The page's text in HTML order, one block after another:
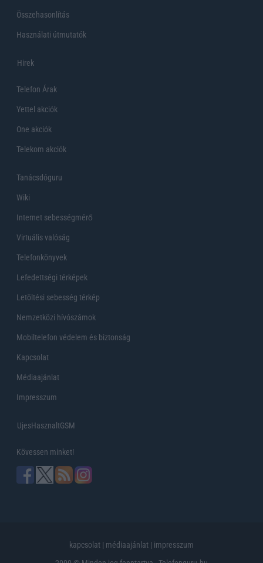
Összehasonlítás
Használati útmutatók
Hirek
Telefon Árak
Yettel akciók
One akciók
Telekom akciók
Tanácsdóguru
Wiki
Internet sebességmérő
Virtuális valóság
Telefonkönyvek
Lefedettségi térképek
Letöltési sebesség térkép
Nemzetközi hívószámok
Mobiltelefon védelem és biztonság
Kapcsolat
Médiaajánlat
Impresszum
UjesHasznaltGSM
Kövessen minket!
kapcsolat | médiaajánlat | impresszum